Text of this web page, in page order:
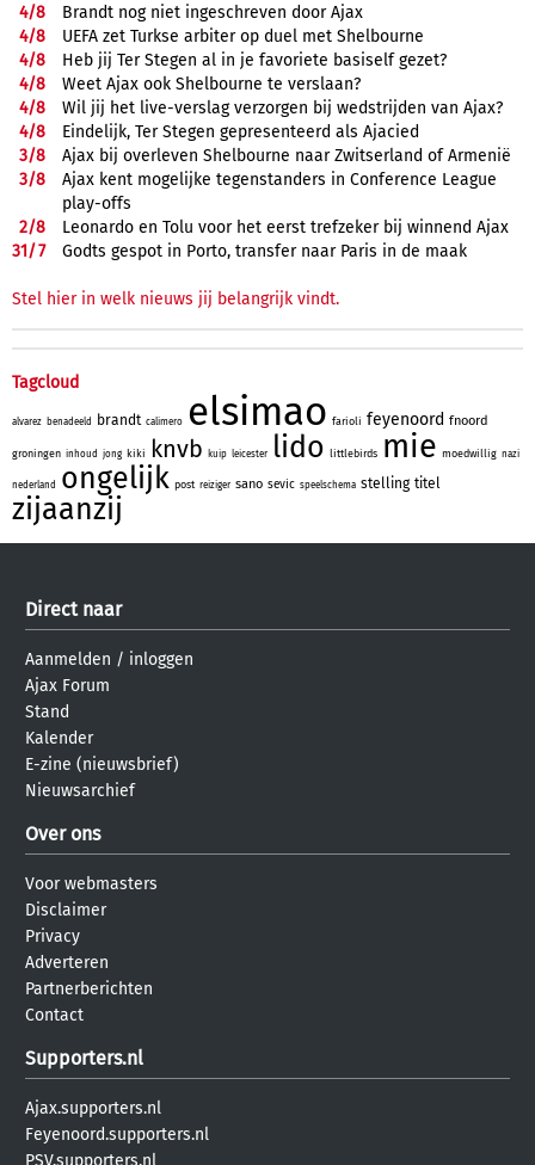
4/8
Brandt nog niet ingeschreven door Ajax
4/8
UEFA zet Turkse arbiter op duel met Shelbourne
4/8
Heb jij Ter Stegen al in je favoriete basiself gezet?
4/8
Weet Ajax ook Shelbourne te verslaan?
4/8
Wil jij het live-verslag verzorgen bij wedstrijden van Ajax?
4/8
Eindelijk, Ter Stegen gepresenteerd als Ajacied
3/8
Ajax bij overleven Shelbourne naar Zwitserland of Armenië
3/8
Ajax kent mogelijke tegenstanders in Conference League
play-offs
2/8
Leonardo en Tolu voor het eerst trefzeker bij winnend Ajax
31/7 Godts gespot in Porto, transfer naar Paris in de maak
Stel hier in welk nieuws jij belangrijk vindt.
Tagcloud
alvarez benadeeld brandt calimero elsimao farioli feyenoord fnoord
groningen inhoud jong kiki knvb kuip leicester lido littlebirds mie moedwillig nazi
nederland ongelijk post reiziger sano sevic speelschema stelling titel
zijaanzij
Direct naar
Aanmelden / inloggen
Ajax Forum
Stand
Kalender
E-zine (nieuwsbrief)
Nieuwsarchief
Over ons
Voor webmasters
Disclaimer
Privacy
Adverteren
Partnerberichten
Contact
Supporters.nl
Ajax.supporters.nl
Feyenoord.supporters.nl
PSV.supporters.nl